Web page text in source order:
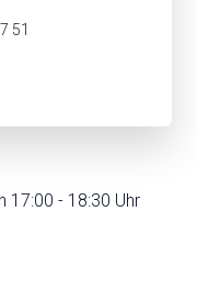
51
17:00 - 18:30 Uhr